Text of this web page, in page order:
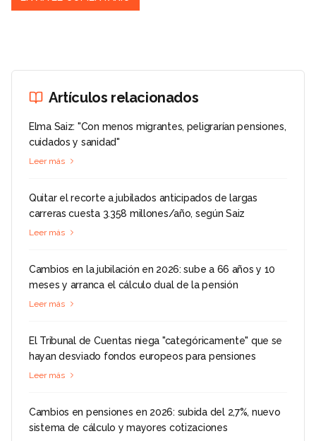
Artículos relacionados
Elma Saiz: "Con menos migrantes, peligrarían pensiones,
cuidados y sanidad"
Leer más
Quitar el recorte a jubilados anticipados de largas
carreras cuesta 3.358 millones/año, según Saiz
Leer más
Cambios en la jubilación en 2026: sube a 66 años y 10
meses y arranca el cálculo dual de la pensión
Leer más
El Tribunal de Cuentas niega "categóricamente" que se
hayan desviado fondos europeos para pensiones
Leer más
Cambios en pensiones en 2026: subida del 2,7%, nuevo
sistema de cálculo y mayores cotizaciones